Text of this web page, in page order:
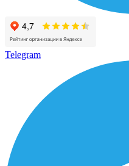
Telegram